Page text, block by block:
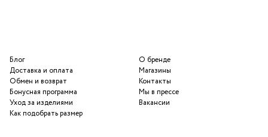
О бренде
Магазины
Контакты
Мы в прессе
Вакансии
Блог
Доставка и оплата
Обмен и возврат
Бонусная программа
Уход за изделиями
Как подобрать размер